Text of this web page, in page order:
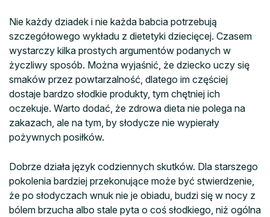
Nie każdy dziadek i nie każda babcia potrzebują
szczegółowego wykładu z dietetyki dziecięcej. Czasem
wystarczy kilka prostych argumentów podanych w
życzliwy sposób. Można wyjaśnić, że dziecko uczy się
smaków przez powtarzalność, dlatego im częściej
dostaje bardzo słodkie produkty, tym chętniej ich
oczekuje. Warto dodać, że zdrowa dieta nie polega na
zakazach, ale na tym, by słodycze nie wypierały
pożywnych posiłków.
Dobrze działa język codziennych skutków. Dla starszego
pokolenia bardziej przekonujące może być stwierdzenie,
że po słodyczach wnuk nie je obiadu, budzi się w nocy z
bólem brzucha albo stale pyta o coś słodkiego, niż ogólna